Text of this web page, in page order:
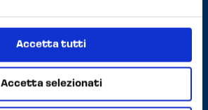
Accetta tutti
Accetta selezionati